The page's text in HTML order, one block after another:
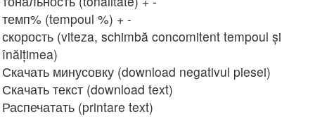
темп% (tempoul %) + -
скорость (viteza, schimbă concomitent tempoul și
înălțimea)
Скачать минусовку (download negativul piesei)
Скачать текст (download text)
Распечатать (printare text)